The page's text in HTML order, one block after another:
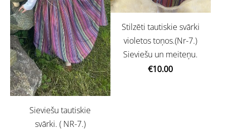
Sieviešu tautiskie
svārki. ( NR-7.)
Stilzēti tautiskie svārki
violetos toņos.(Nr-7.)
Sieviešu un meiteņu.
€10.00